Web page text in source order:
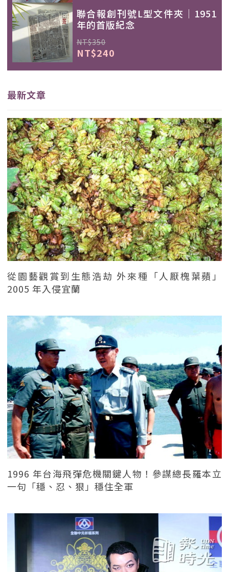
聯合報創刊號L型文件夾｜1951
年的首版紀念
NT$350
NT$240
最新文章
從園藝觀賞到生態浩劫 外來種「人厭槐葉蘋」
2005 年入侵宜蘭
1996 年台海飛彈危機關鍵人物！參謀總長羅本立
一句「穩、忍、狠」穩住全軍